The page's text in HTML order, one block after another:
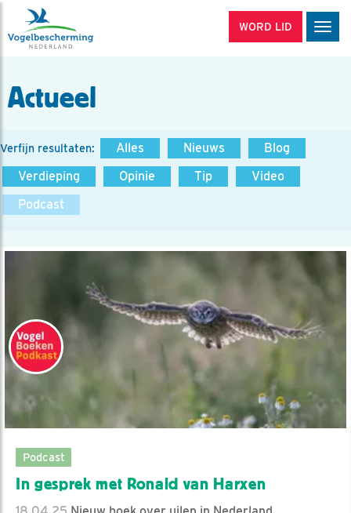
WORD LID
Actueel
Verfijn resultaten: Alles Nieuws
Blog
Verdieping
Opinie Tip
Video
Podcast
Podcast
In gesprek met Ronald van Harxen